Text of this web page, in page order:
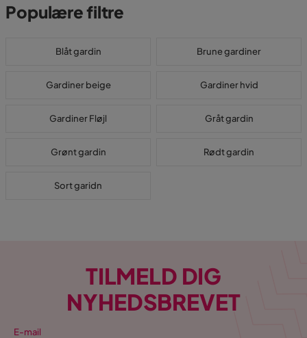
Populære filtre
Blåt gardin Brune gardiner
Gardiner beige Gardiner hvid
Gardiner Fløjl Gråt gardin
Grønt gardin Rødt gardin
Sort garidn
TILMELD DIG
NYHEDSBREVET
E-mail